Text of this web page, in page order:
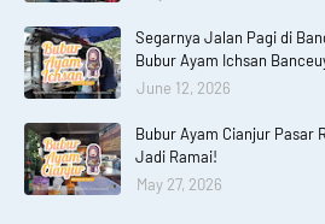
Segarnya Jalan Pagi di
Bubur Ayam Ichsan
June 12, 2026
Bubur Ayam Cianjur Pasar
Jadi Ramai!
May 27, 2026